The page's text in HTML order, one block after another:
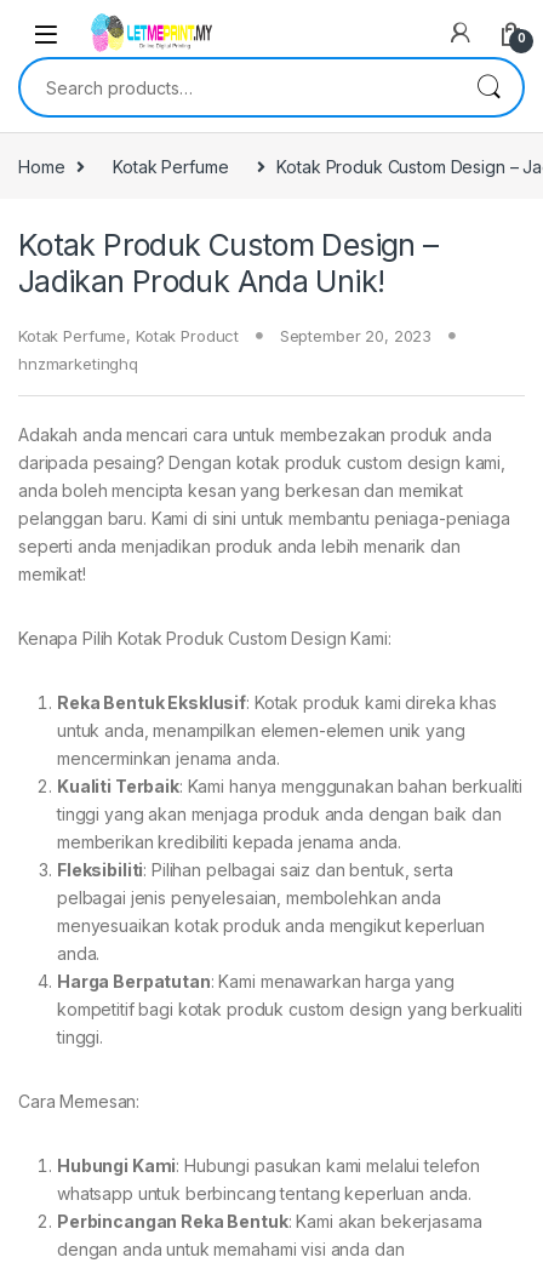
0
Search for:
Home Kotak Perfume Kotak Produk Custom Design –
Kotak Produk Custom Design –
Jadikan Produk Anda Unik!
Kotak Perfume, Kotak Product
September 20, 2023
hnzmarketinghq
Adakah anda mencari cara untuk membezakan produk anda
daripada pesaing? Dengan kotak produk custom design kami,
anda boleh mencipta kesan yang berkesan dan memikat
pelanggan baru. Kami di sini untuk membantu peniaga-peniaga
seperti anda menjadikan produk anda lebih menarik dan
memikat!
Kenapa Pilih Kotak Produk Custom Design Kami:
Reka Bentuk Eksklusif: Kotak produk kami direka khas
untuk anda, menampilkan elemen-elemen unik yang
mencerminkan jenama anda.
Kualiti Terbaik: Kami hanya menggunakan bahan berkualiti
tinggi yang akan menjaga produk anda dengan baik dan
memberikan kredibiliti kepada jenama anda.
Fleksibiliti: Pilihan pelbagai saiz dan bentuk, serta
pelbagai jenis penyelesaian, membolehkan anda
menyesuaikan kotak produk anda mengikut keperluan
anda.
Harga Berpatutan: Kami menawarkan harga yang
kompetitif bagi kotak produk custom design yang berkualiti
tinggi.
Cara Memesan:
Hubungi Kami: Hubungi pasukan kami melalui telefon
whatsapp untuk berbincang tentang keperluan anda.
Perbincangan Reka Bentuk: Kami akan bekerjasama
dengan anda untuk memahami visi anda dan